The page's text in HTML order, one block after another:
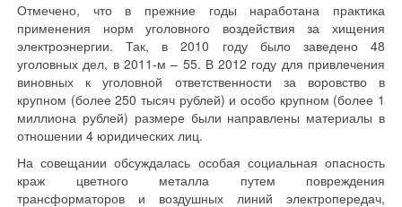
Отмечено, что в прежние годы наработана практика
применения норм уголовного воздействия за хищения
электроэнергии. Так, в 2010 году было заведено 48
уголовных дел, в 2011-м – 55. В 2012 году для привлечения
виновных к уголовной ответственности за воровство в
крупном (более 250 тысяч рублей) и особо крупном (более 1
миллиона рублей) размере были направлены материалы в
отношении 4 юридических лиц.
На совещании обсуждалась особая социальная опасность
краж цветного металла путем повреждения
трансформаторов и воздушных линий электропередач,